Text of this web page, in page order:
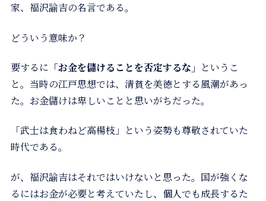
家、福沢諭吉の名言である。
どういう意味か？
要するに 「お金を儲けることを否定するな」 というこ
と。当時の江戸思想では、清貧を美徳とする風潮があっ
た。お金儲けは卑しいことと思いがちだった。
「武士は食わねど高楊枝」という姿勢も尊敬されていた
時代である。
が、福沢諭吉はそれではいけないと思った。国が強くな
るにはお金が必要と考えていたし、個人でも成長するた